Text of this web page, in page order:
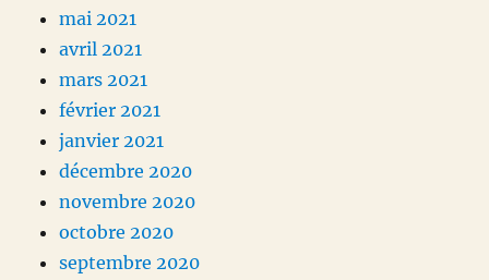
mai 2021
avril 2021
mars 2021
février 2021
janvier 2021
décembre 2020
novembre 2020
octobre 2020
septembre 2020